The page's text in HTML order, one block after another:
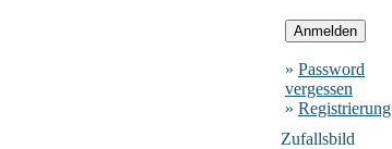
» Password
vergessen
» Registrierung
Zufallsbild